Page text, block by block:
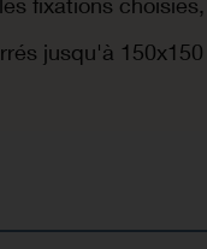
fixations choisies,
jusqu'à